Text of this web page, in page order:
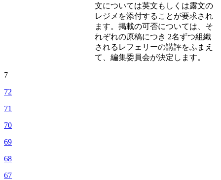
文については英文もしくは露文の
レジメを添付することが要求され
ます。掲載の可否については、そ
れぞれの原稿につき 2名ずつ組織
されるレフェリーの講評をふまえ
て、編集委員会が決定します。
7
72
71
70
69
68
67